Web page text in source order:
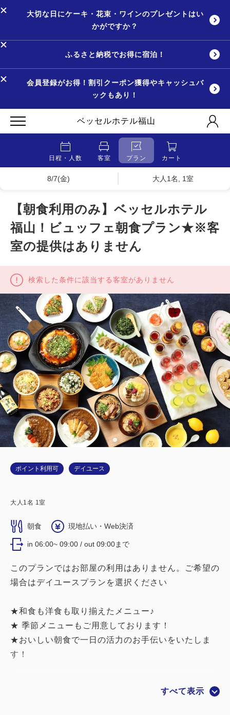
大切な日にケーキ・花束・ワインのプレゼントはい
かがですか？
ふるさと納税でお得に宿泊！
会員登録がお得！割引クーポン獲得やキャッシュバ
ックもあり！
ベッセルホテル福山
日程・人数 客室 プラン カート
8/7(金) 大人1名, 1室
【朝食利用のみ】ベッセルホテル
福山！ビュッフェ朝食プラン★※客
室の提供はありません
検索した条件に該当する客室がありません
ポイント利用可 デイユース
大人 1 名 1 室
朝食 現地払い・Web決済
in 06:00~ 09:00 / out 09:00まで
このプランではお部屋の利用はありません。ご希望の
場合はデイユースプランを選択ください
★和食も洋食も取り揃えたメニュー♪
★ 季節メニューもご用意しております！
★おいしい朝食で一日の活力のお手伝いをいたしま
す！
すべて表示